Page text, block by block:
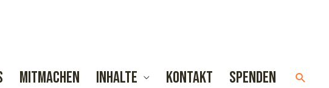
Mitmachen Inhalte Kontakt Spenden